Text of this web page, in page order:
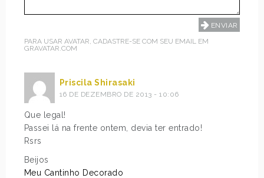
PARA USAR AVATAR, CADASTRE-SE COM SEU EMAIL EM
GRAVATAR.COM
Priscila Shirasaki
16 DE DEZEMBRO DE 2013 - 10:06
Que legal!
Passei lá na frente ontem, devia ter entrado!
Rsrs
Beijos
Meu Cantinho Decorado